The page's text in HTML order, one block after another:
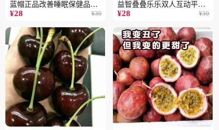
蓝帽正品改善睡眠保健品现
货批发代发2瓶
¥28 ¥30
益智叠叠乐乐双人互动平衡
儿童玩具批发
¥28 ¥30